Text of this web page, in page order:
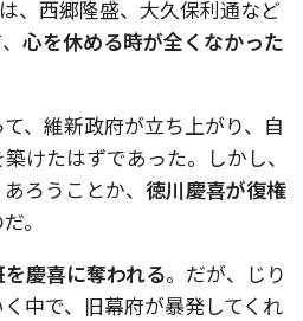
、西郷隆盛、大久保利通など
心を休める時が全くなかった
、維新政府が立ち上がり、自
けたはずであった。しかし、
ろうことか、 徳川慶喜が復権
。
慶喜に奪われる。だが、じり
中で、旧幕府が暴発してくれ